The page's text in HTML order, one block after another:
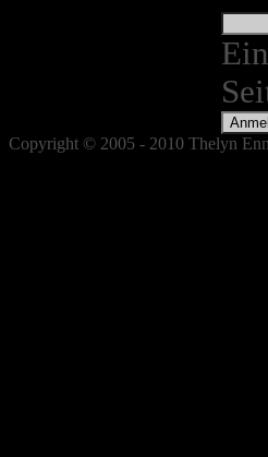
Copyright © 2005 - 2010 Thelyn